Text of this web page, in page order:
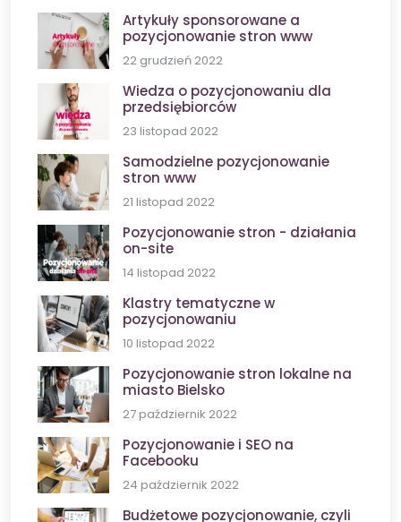
Artykuły sponsorowane a
pozycjonowanie stron www
22 grudzień 2022
Wiedza o pozycjonowaniu dla
przedsiębiorców
23 listopad 2022
Samodzielne pozycjonowanie
stron www
21 listopad 2022
Pozycjonowanie stron - działania
on-site
14 listopad 2022
Klastry tematyczne w
pozycjonowaniu
10 listopad 2022
Pozycjonowanie stron lokalne na
miasto Bielsko
27 październik 2022
Pozycjonowanie i SEO na
Facebooku
24 październik 2022
Budżetowe pozycjonowanie, czyli